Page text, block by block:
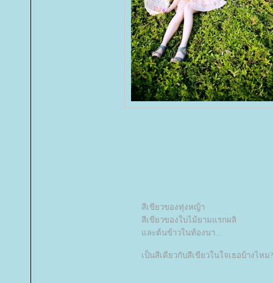
สีเขียวของทุ่งหญ้า
สีเขียวของใบไม้ยามแรกผลิ
ละต้นข้าวในท้องนา...
เป็นสีเดียวกับสีเขียวในใจเธอบ้างไหม?